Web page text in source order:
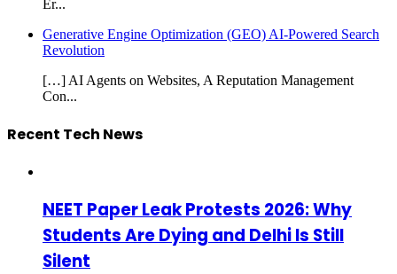
Er...
Generative Engine Optimization (GEO) AI-Powered Search
Revolution
[…] AI Agents on Websites, A Reputation Management
Con...
Recent Tech News
NEET Paper Leak Protests 2026: Why
Students Are Dying and Delhi Is Still
Silent